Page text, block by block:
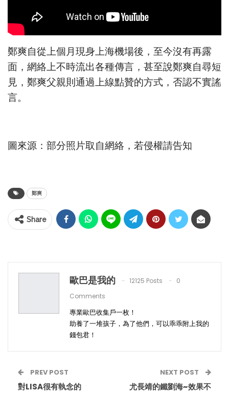
鄭爽自從上個月現身上海機場後，至今沒有再露
面，網絡上不時流出各種傳言，甚至說鄭爽自尋短
見，鄭爽父親則通過上線點贊的方式，否認不實謠
言。
圖來源：部分照片取自網絡，若侵權請告知
鄭爽
Share
歐巴是我的 12125 Posts
0
Comments
專業歐巴收集戶一枚！
助養了一堆孩子，為了他們，可以乖乖附上我的
錢包君！
PREV POST
對LISA很有執念的
NEXT POST
尤長靖的鐵劉海~效果不